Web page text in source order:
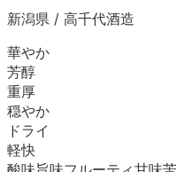
新潟県 / 高千代酒造
華やか
芳醇
重厚
穏やか
ドライ
軽快